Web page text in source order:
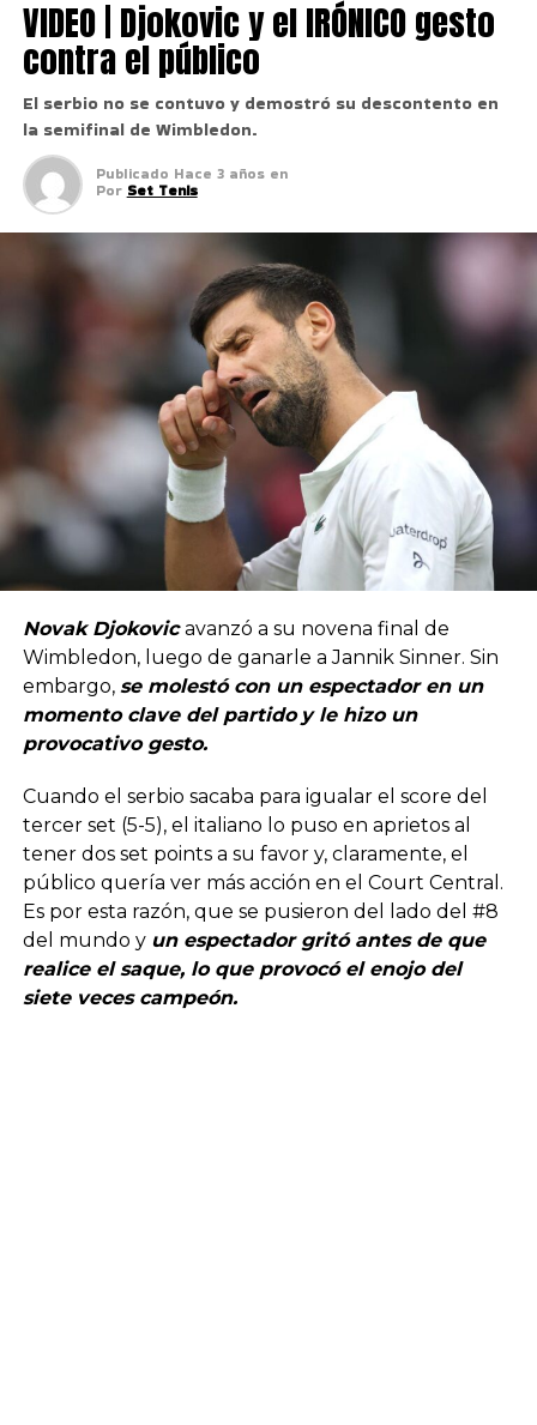
VIDEO | Djokovic y el IRÓNICO gesto
contra el público
El serbio no se contuvo y demostró su descontento en
la semifinal de Wimbledon.
Publicado Hace 3 años en
Por Set Tenis
Novak Djokovicavanzó a su novena final de
Wimbledon, luego de ganarle a Jannik Sinner. Sin
embargo, se molestó con un espectador en un
momento clave del partido y le hizo un
provocativo gesto.
Cuando el serbio sacaba para igualar el score del
tercer set (5-5), el italiano lo puso en aprietos al
tener dos set points a su favor y, claramente, el
público quería ver más acción en el Court Central.
Es por esta razón, que se pusieron del lado del #8
del mundo y un espectador gritó antes de que
realice el saque, lo que provocó el enojo del
siete veces campeón.